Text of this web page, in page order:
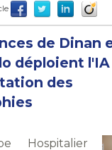
de Dinan
déploient
des
Hospitalier